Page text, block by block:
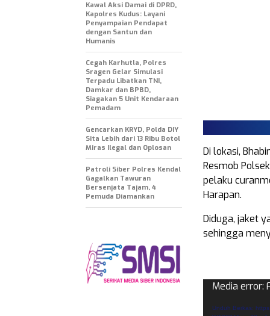
Di lokasi,
Resmob
pelaku
Harapan.
Diduga, jaket
sehingga
Pemutar
Media error:
Unduh Berkas:
Kawal Aksi Damai di DPRD,
Kapolres Kudus: Layani
Penyampaian Pendapat
dengan Santun dan
Humanis
Cegah Karhutla, Polres
Sragen Gelar Simulasi
Terpadu Libatkan TNI,
Damkar dan BPBD,
Siagakan 5 Unit Kendaraan
Pemadam
Gencarkan KRYD, Polda DIY
Sita Lebih dari 13 Ribu Botol
Miras Ilegal dan Oplosan
Patroli Siber Polres Kendal
Gagalkan Tawuran
Bersenjata Tajam, 4
Pemuda Diamankan